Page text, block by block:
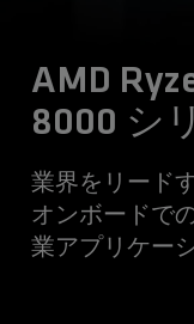
AMD
8000 シ
業界をリード
オンボードで
業アプリケー